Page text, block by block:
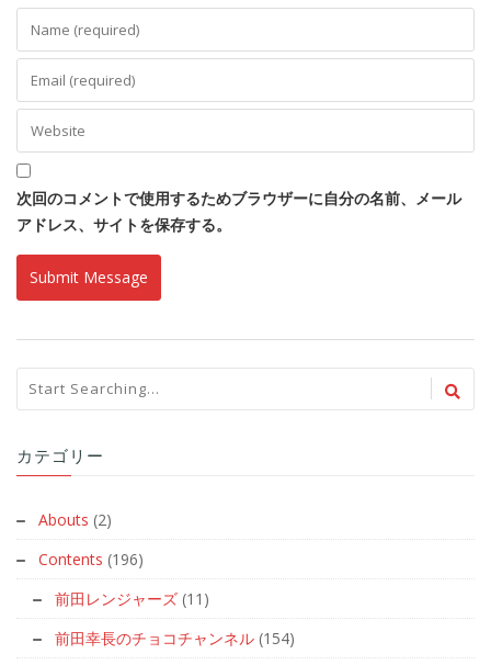
次回のコメントで使用するためブラウザーに自分の名前、メール
アドレス、サイトを保存する。
カテゴリー
Abouts (2)
Contents (196)
前田レンジャーズ (11)
前田幸長のチョコチャンネル (154)